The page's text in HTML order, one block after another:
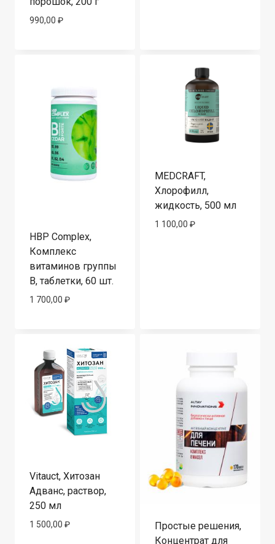
990,00 ₽
HBP Complex,
Комплекс
витаминов группы
B, таблетки, 60 шт.
1 700,00 ₽
MEDCRAFT,
Хлорофилл,
жидкость, 500 мл
1 100,00 ₽
Vitauct, Хитозан
Адванс, раствор,
250 мл
1 500,00 ₽
Простые решения,
Концентрат для